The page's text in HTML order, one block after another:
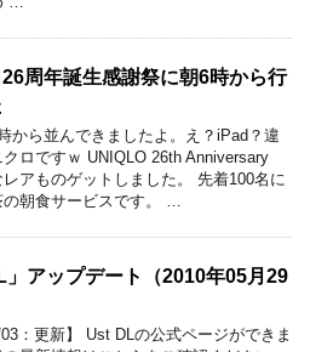
周年誕生感謝祭に朝6時から行
から並んできましたよ。え？iPad？違
クロですｗ UNIQLO 26th Anniversary
アものゲットしました。 先着100名に
朝食サービスです。 …
」アップデート（2010年05月29
03：更新】 Ust DLの公式ページができま